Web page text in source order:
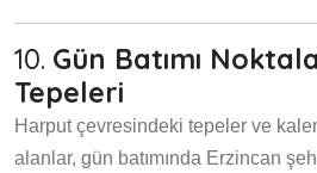
10. Gün Batımı
Tepeleri
Harput çevresindeki tepeler ve
alanlar, gün batımında Erzincan